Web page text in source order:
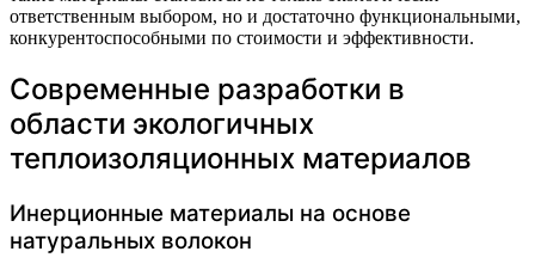
ответственным выбором, но и достаточно функциональными,
конкурентоспособными по стоимости и эффективности.
Современные разработки в
области экологичных
теплоизоляционных материалов
Инерционные материалы на основе
натуральных волокон